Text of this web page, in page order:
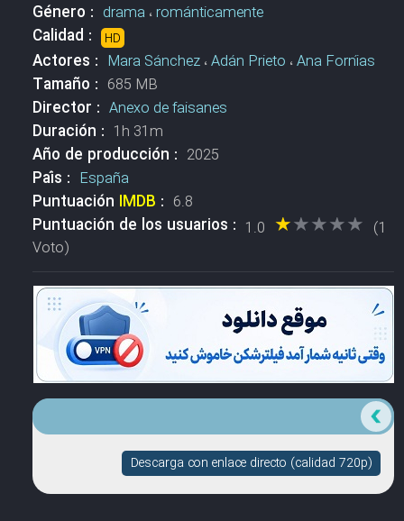
Género : drama ،románticamente
Calidad : HD
Actores : Mara Sánchez،Adán Prieto ،Ana Fornías
Tamaño : 685 MB
Director : Anexo de faisanes
Duración : 1h 31m
Año de producción : 2025
País : España
Puntuación IMDB : 6.8
Puntuación de los usuarios : 1.0 ★★★★★
★★★★★ (1
Voto)
Descarga con enlace directo (calidad 720p)